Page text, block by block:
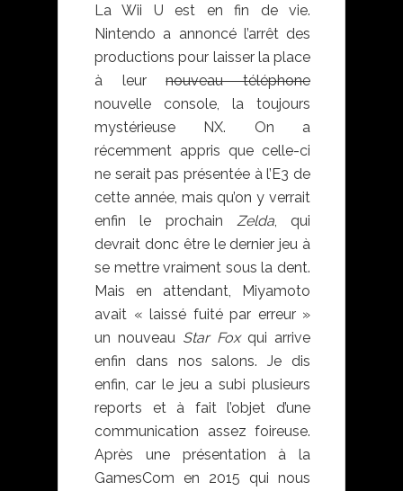
La Wii U est en fin de vie.
Nintendo a annoncé l’arrêt des
productions pour laisser la place
à leurnouveau téléphone
nouvelle console, la toujours
mystérieuse NX. On a
récemment appris que celle-ci
ne serait pas présentée à l’E3 de
cette année, mais qu’on y verrait
enfin le prochain Zelda, qui
devrait donc être le dernier jeu à
se mettre vraiment sous la dent.
Mais en attendant, Miyamoto
avait « laissé fuité par erreur »
un nouveau Star Foxqui arrive
enfin dans nos salons. Je dis
enfin, car le jeu a subi plusieurs
reports et à fait l’objet d’une
communication assez foireuse.
Après une présentation à la
GamesCom en 2015 qui nous